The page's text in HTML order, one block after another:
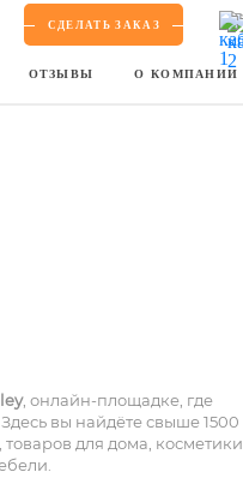
СДЕЛАТЬ ЗАКАЗ
ОТЗЫВЫ О КОМПАНИИ
, онлайн-площадке, где
вы найдёте свыше 1500
для дома, косметики,